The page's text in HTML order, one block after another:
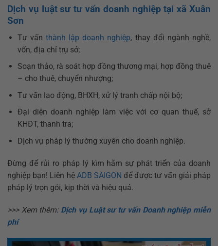
Dịch vụ luật sư tư vấn doanh nghiệp tại xã Xuân
Sơn
Tư vấnthành lập doanh nghiệp, thay đổi ngành nghề,
vốn, địa chỉ trụ sở;
Soạn thảo, rà soát hợp đồng thương mại, hợp đồng thuê
– cho thuê, chuyển nhượng;
Tư vấn lao động, BHXH, xử lý tranh chấp nội bộ;
Đại diện doanh nghiệp làm việc với cơ quan thuế, sở
KHĐT, thanh tra;
Dịch vụ pháp lý thường xuyên cho doanh nghiệp.
Đừng để rủi ro pháp lý kìm hãm sự phát triển của doanh
nghiệp bạn! Liên hệ ADB SAIGON để được tư vấn giải pháp
pháp lý trọn gói, kịp thời và hiệu quả.
>>> Xem thêm: Dịch vụ Luật sư tư vấn Doanh nghiệp miễn
phí